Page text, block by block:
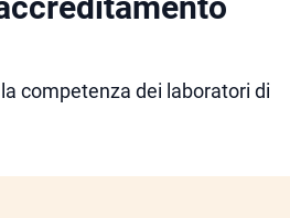
competenza dei laboratori di